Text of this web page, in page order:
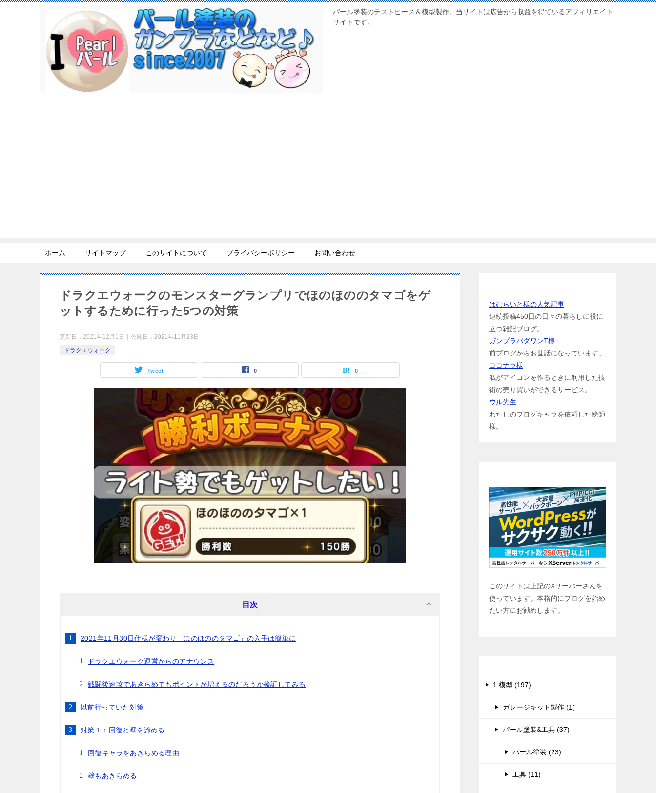
パール塗装のテストピース＆模型製作。当サイトは広告から収益を得ているアフィリエイト
サイトです。
ホーム サイトマップ このサイトについて プライバシーポリシー お問い合わせ
ドラクエウォークのモンスターグランプリでほのほののタマゴをゲ
ットするために行った5つの対策
更新日： 2021年12月1日 公開日： 2021年11月23日
ドラクエウォーク
Tweet 0 0
目次
2021年11月30日仕様が変わり「ほのほののタマゴ」の入手は簡単に
ドラクエウォーク運営からのアナウンス
戦闘後速攻であきらめてもポイントが増えるのだろうか検証してみる
以前行っていた対策
対策１：回復と壁を諦める
回復キャラをあきらめる理由
壁もあきらめる
はむらいと様の人気記事
連続投稿450日の日々の暮らしに役に
立つ雑記ブログ。
ガンプラパダワンT様
前ブログからお世話になっています。
ココナラ様
私がアイコンを作るときに利用した技
術の売り買いができるサービス。
ウル先生
わたしのブログキャラを依頼した絵師
様。
このサイトは上記のXサーバーさんを
使っています。本格的にブログを始め
たい方にお勧めします。
1.模型 (197)
ガレージキット製作 (1)
パール塗装&工具 (37)
パール塗装 (23)
工具 (11)